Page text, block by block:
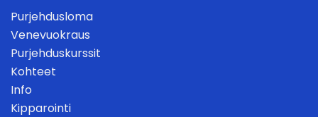
Purjehdusloma
Venevuokraus
Purjehduskurssit
Kohteet
Info
Kipparointi